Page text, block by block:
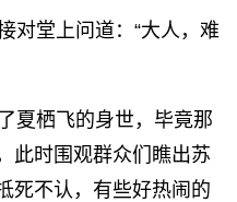
对堂上问道：“大人，难
夏栖飞的身世，毕竟那
此时围观群众们瞧出苏
死不认，有些好热闹的